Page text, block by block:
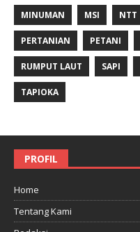
MINUMAN MSI NTT
PERTANIAN PETANI
RUMPUT LAUT SAPI
TAPIOKA
PROFIL
Home
Tentang Kami